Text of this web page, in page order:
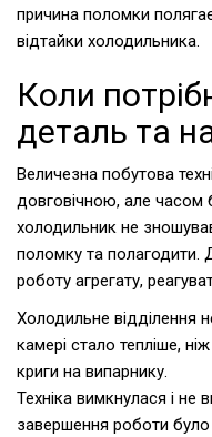
причина поломки
відтайки холодильника.
Коли
деталь та
Величезна побутова
довговічною, але часом
холодильник не
поломку та полагодити.
роботу агрегату,
Холодильне відділення
камері стало тепліше,
криги на випарнику.
Техніка вимкнулася і не
завершення роботи